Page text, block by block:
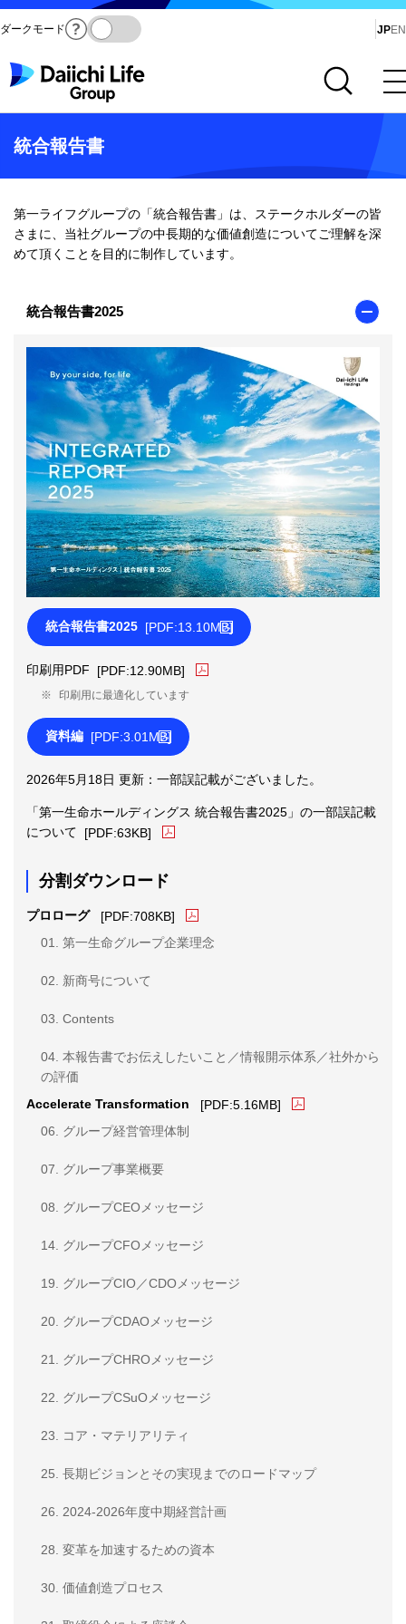
ダークモード JPEN
サイト内検索を開く
メインメニューを開く
統合報告書
第一ライフグループの「統合報告書」は、ステークホルダーの皆
さまに、当社グループの中長期的な価値創造についてご理解を深
めて頂くことを目的に制作しています。
統合報告書2025
統合報告書2025 [PDF:13.10MB]
PDFファイルが新規ウィンドウで開きます
印刷用PDF [PDF:12.90MB] PDFファイルが新規ウィンドウで開
※ 印刷用に最適化しています
資料編 [PDF:3.01MB]
PDFファイルが新規ウィンドウで開きます
2026年5月18日 更新：一部誤記載がございました。
「第一生命ホールディングス 統合報告書2025」の一部誤記載
について
[PDF:63KB] PDFファイルが新規ウィンドウで開きます
分割ダウンロード
プロローグ [PDF:708KB]
PDFファイルが新規ウィンドウで開き
01. 第一生命グループ企業理念
02. 新商号について
03. Contents
04. 本報告書でお伝えしたいこと／情報開示体系／社外から
の評価
Accelerate Transformation
[PDF:5.16MB]
PDFファイルが新
06. グループ経営管理体制
07. グループ事業概要
08. グループCEOメッセージ
14. グループCFOメッセージ
19. グループCIO／CDOメッセージ
20. グループCDAOメッセージ
21. グループCHROメッセージ
22. グループCSuOメッセージ
23. コア・マテリアリティ
25. 長期ビジョンとその実現までのロードマップ
26. 2024-2026年度中期経営計画
28. 変革を加速するための資本
30. 価値創造プロセス